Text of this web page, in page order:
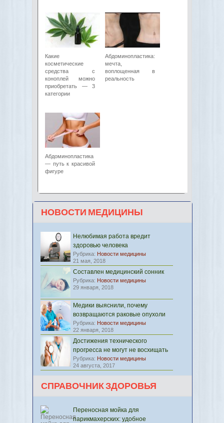
Какие
косметические
средства с
коноплей можно
приобретать — 3
категории
Абдоминопластика:
мечта,
воплощенная в
реальность
Абдоминопластика
— путь к красивой
фигуре
НОВОСТИ МЕДИЦИНЫ
Нелюбимая работа вредит
здоровью человека
Рубрика: Новости медицины
21 мая, 2018
Составлен медицинский сонник
Рубрика: Новости медицины
29 января, 2018
Медики выяснили, почему
возвращаются раковые опухоли
Рубрика: Новости медицины
22 января, 2018
Достижения технического
прогресса не могут не восхищать
Рубрика: Новости медицины
24 августа, 2017
СПРАВОЧНИК ЗДОРОВЬЯ
Переносная мойка для
парикмахерских: удобное